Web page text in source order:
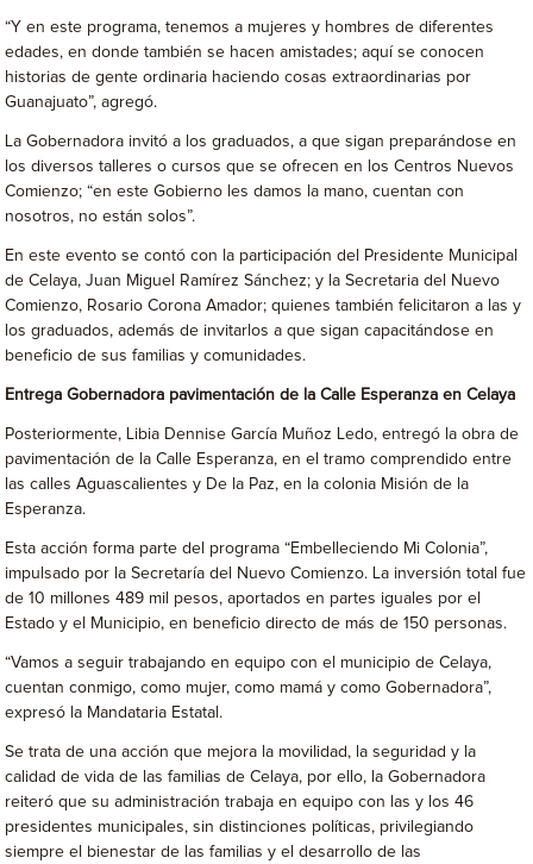
“Y en este programa, tenemos a mujeres y hombres de diferentes
edades, en donde también se hacen amistades; aquí se conocen
historias de gente ordinaria haciendo cosas extraordinarias por
Guanajuato”, agregó.
La Gobernadora invitó a los graduados, a que sigan preparándose en
los diversos talleres o cursos que se ofrecen en los Centros Nuevos
Comienzo; “en este Gobierno les damos la mano, cuentan con
nosotros, no están solos”.
En este evento se contó con la participación del Presidente Municipal
de Celaya, Juan Miguel Ramírez Sánchez; y la Secretaria del Nuevo
Comienzo, Rosario Corona Amador; quienes también felicitaron a las y
los graduados, además de invitarlos a que sigan capacitándose en
beneficio de sus familias y comunidades.
Entrega Gobernadora pavimentación de la Calle Esperanza en Celaya
Posteriormente, Libia Dennise García Muñoz Ledo, entregó la obra de
pavimentación de la Calle Esperanza, en el tramo comprendido entre
las calles Aguascalientes y De la Paz, en la colonia Misión de la
Esperanza.
Esta acción forma parte del programa “Embelleciendo Mi Colonia”,
impulsado por la Secretaría del Nuevo Comienzo. La inversión total fue
de 10 millones 489 mil pesos, aportados en partes iguales por el
Estado y el Municipio, en beneficio directo de más de 150 personas.
“Vamos a seguir trabajando en equipo con el municipio de Celaya,
cuentan conmigo, como mujer, como mamá y como Gobernadora”,
expresó la Mandataria Estatal.
Se trata de una acción que mejora la movilidad, la seguridad y la
calidad de vida de las familias de Celaya, por ello, la Gobernadora
reiteró que su administración trabaja en equipo con las y los 46
presidentes municipales, sin distinciones políticas, privilegiando
siempre el bienestar de las familias y el desarrollo de las